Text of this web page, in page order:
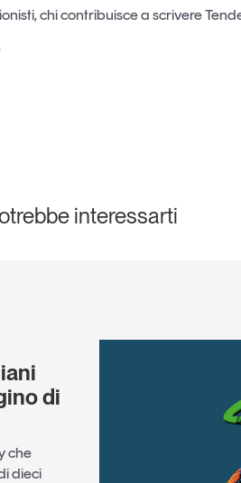
chi contribuisce a scrivere
interessarti
di
che
dieci